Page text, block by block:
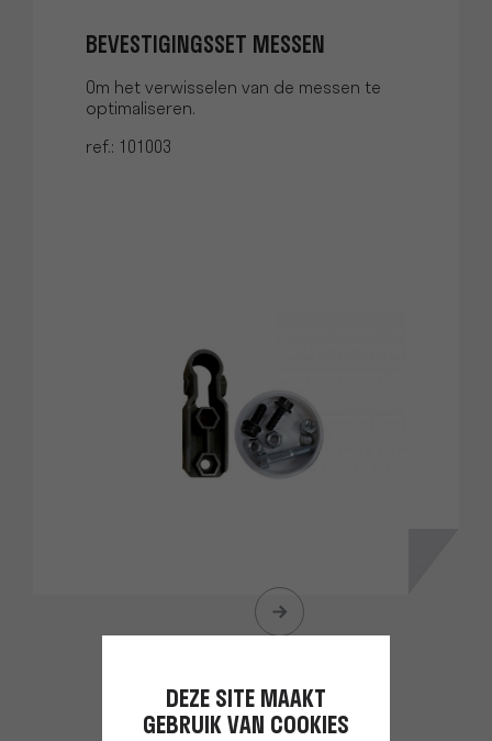
BEVESTIGINGSSET MESSEN
Om het verwisselen van de messen te
optimaliseren.
ref.: 101003
DEZE SITE MAAKT
GEBRUIK VAN COOKIES